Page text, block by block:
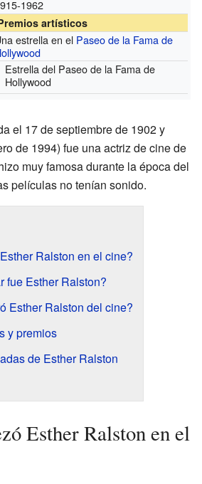
1962
artísticos
estrella en el Paseo de la Fama de
Estrella del Paseo de la Fama de
Hollywood
el 17 de septiembre de 1902 y
de 1994) fue una actriz de cine de
muy famosa durante la época del
películas no tenían sonido.
Ralston en el cine?
fue Esther Ralston?
Esther Ralston del cine?
y premios
de Esther Ralston
Esther Ralston en el